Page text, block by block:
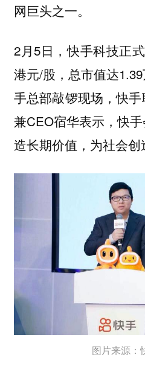
网巨头之一。
2月5日，快手科技正
港元/股，总市值达
手总部敲锣现场，快
兼CEO宿华表示，快
造长期价值，为社会创
图片来源：